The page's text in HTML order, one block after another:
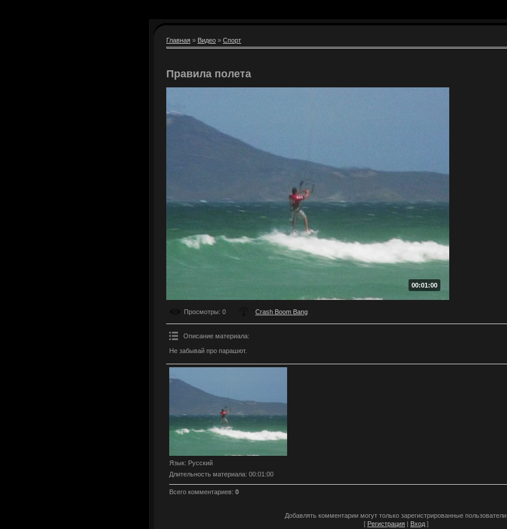
Главная » Видео » Спорт
Правила полета
00:01:00
Просмотры: 0 Crash Boom Bang
Описание материала:
Не забывай про парашют.
Язык: Русский
Длительность материала: 00:01:00
Всего комментариев: 0
Добавлять комментарии могут только зарегистрированные пользователи.
[ Регистрация | Вход ]